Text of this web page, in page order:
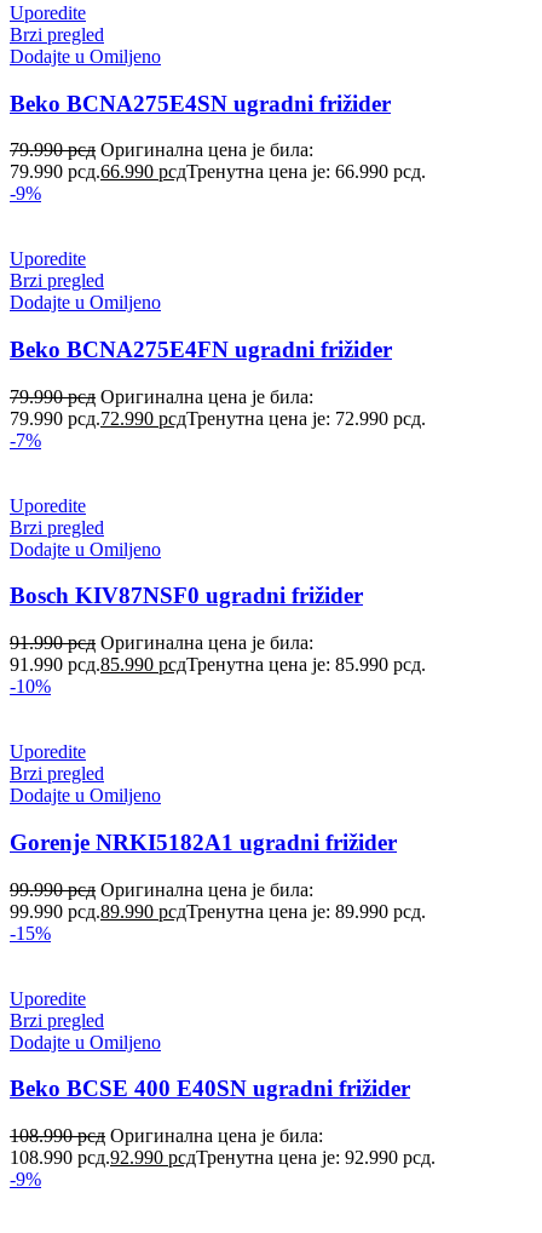
Uporedite
Brzi pregled
Dodajte u Omiljeno
Beko BCNA275E4SN ugradni frižider
79.990рсд Оригинална цена је била:
79.990 рсд.66.990 рсдТренутна цена је: 66.990 рсд.
-9%
Uporedite
Brzi pregled
Dodajte u Omiljeno
Beko BCNA275E4FN ugradni frižider
79.990рсд Оригинална цена је била:
79.990 рсд.72.990 рсдТренутна цена је: 72.990 рсд.
-7%
Uporedite
Brzi pregled
Dodajte u Omiljeno
Bosch KIV87NSF0 ugradni frižider
91.990рсд Оригинална цена је била:
91.990 рсд.85.990 рсдТренутна цена је: 85.990 рсд.
-10%
Uporedite
Brzi pregled
Dodajte u Omiljeno
Gorenje NRKI5182A1 ugradni frižider
99.990рсд Оригинална цена је била:
99.990 рсд.89.990 рсдТренутна цена је: 89.990 рсд.
-15%
Uporedite
Brzi pregled
Dodajte u Omiljeno
Beko BCSE 400 E40SN ugradni frižider
108.990рсд Оригинална цена је била:
108.990 рсд.92.990 рсдТренутна цена је: 92.990 рсд.
-9%